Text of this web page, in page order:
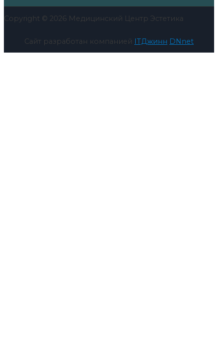
Copyright © 2026 Медицинский Центр Эстетика
Сайт разработан компанией ITДжинн DNnet